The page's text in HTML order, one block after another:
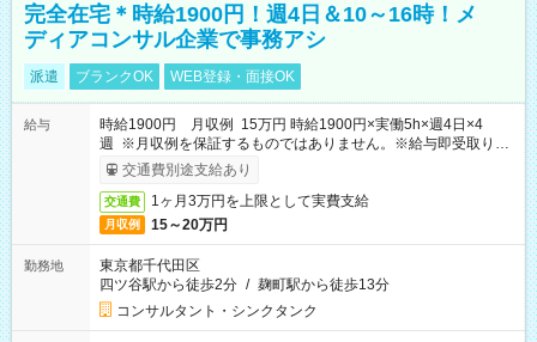
完全在宅＊時給1900円！週4日＆10～16時！メ
ディアコンサル企業で事務アシ
派遣 ブランクOK WEB登録・面接OK
給与
時給1900円 月収例 15万円 時給1900円×実働5h×週4日×4
週 ※月収例を保証するものではありません。※給与即受取りサ
ービス利用可（利用条件有）
交通費別途支給あり
交通費 1ヶ月3万円を上限として実費支給
月収例 15～20万円
勤務地
東京都千代田区
四ツ谷駅から徒歩2分 / 麹町駅から徒歩13分
コンサルタント・シンクタンク